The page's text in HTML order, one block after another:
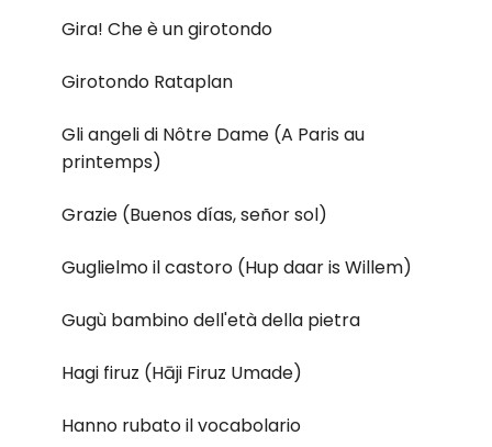
Gira! Che è un girotondo
Girotondo Rataplan
Gli angeli di Nôtre Dame (A Paris au
printemps)
Grazie (Buenos días, señor sol)
Guglielmo il castoro (Hup daar is Willem)
Gugù bambino dell'età della pietra
Hagi firuz (Hāji Firuz Umade)
Hanno rubato il vocabolario